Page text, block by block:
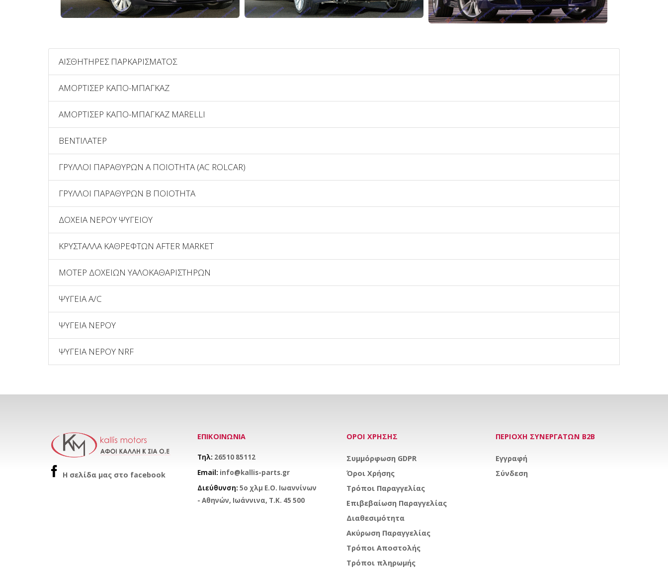
ΑΙΣΘΗΤΗΡΕΣ ΠΑΡΚΑΡΙΣΜΑΤΟΣ
ΑΜΟΡΤΙΣΕΡ ΚΑΠΟ-ΜΠΑΓΚΑΖ
ΑΜΟΡΤΙΣΕΡ ΚΑΠΟ-ΜΠΑΓΚΑΖ MARELLI
ΒΕΝΤΙΛΑΤΕΡ
ΓΡΥΛΛΟΙ ΠΑΡΑΘΥΡΩΝ Α ΠΟΙΟΤΗΤΑ (AC ROLCAR)
ΓΡΥΛΛΟΙ ΠΑΡΑΘΥΡΩΝ Β ΠΟΙΟΤΗΤΑ
ΔΟΧΕΙΑ ΝΕΡΟΥ ΨΥΓΕΙΟΥ
ΚΡΥΣΤΑΛΛΑ ΚΑΘΡΕΦΤΩΝ AFTER MARKET
ΜΟΤΕΡ ΔΟΧΕΙΩΝ ΥΑΛΟΚΑΘΑΡΙΣΤΗΡΩΝ
ΨΥΓΕΙΑ A/C
ΨΥΓΕΙΑ ΝΕΡΟΥ
ΨΥΓΕΙΑ ΝΕΡΟΥ NRF
H σελίδα μας στο facebook
ΕΠΙΚΟΙΝΩΝΙΑ
Τηλ: 26510 85112
Email: info@kallis-parts.gr
Διεύθυνση: 5ο χλμ Ε.Ο. Ιωαννίνων
- Αθηνών, Ιωάννινα, Τ.Κ. 45 500
ΟΡΟΙ ΧΡΗΣΗΣ
Συμμόρφωση GDPR
Όροι Χρήσης
Τρόποι Παραγγελίας
Επιβεβαίωση Παραγγελίας
Διαθεσιμότητα
Ακύρωση Παραγγελίας
Τρόποι Αποστολής
Τρόποι πληρωμής
ΠΕΡΙΟΧΗ ΣΥΝΕΡΓΑΤΩΝ Β2Β
Εγγραφή
Σύνδεση